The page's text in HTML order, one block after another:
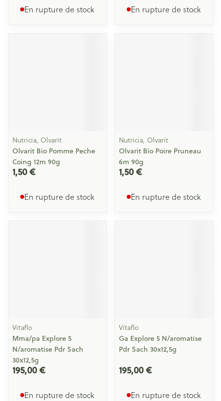
En rupture de stock En rupture de stock
Nutricia, Olvarit
Olvarit Bio Pomme Peche
Coing 12m 90g
1,50 €
En rupture de stock
Nutricia, Olvarit
Olvarit Bio Poire Pruneau
6m 90g
1,50 €
En rupture de stock
Vitaflo
Mma/pa Explore 5
N/aromatise Pdr Sach
30x12,5g
195,00 €
En rupture de stock
Vitaflo
Ga Explore 5 N/aromatise
Pdr Sach 30x12,5g
195,00 €
En rupture de stock